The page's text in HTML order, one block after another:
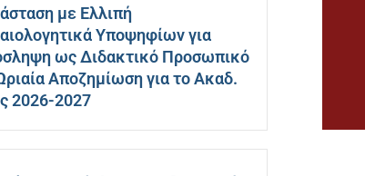
με Ελλιπή
Υποψηφίων για
ως Διδακτικό Προσωπικό
Αποζημίωση για το Ακαδ.
2026-2027